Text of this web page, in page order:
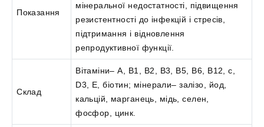
Показання
мінеральної недостатності, підвищення
резистентності до інфекцій і стресів,
підтримання і відновлення
репродуктивної функції.
Склад
Вітаміни– A, B1, B2, B3, B5, B6, B12, с,
D3, E, біотин; мінерали– залізо, йод,
кальцій, марганець, мідь, селен,
фосфор, цинк.